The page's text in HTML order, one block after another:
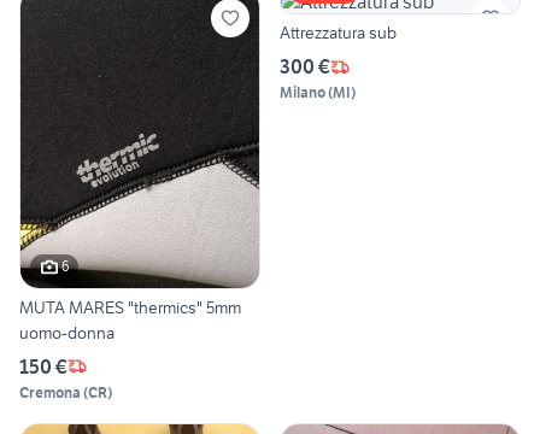
6
MUTA MARES "thermics" 5mm
uomo-donna
150 €
Cremona (CR)
Attrezzatura sub
300 €
Milano(MI)